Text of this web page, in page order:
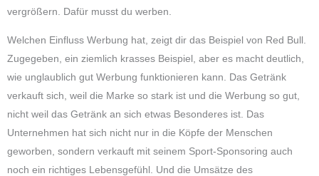
vergrößern. Dafür musst du werben.
Welchen Einfluss Werbung hat, zeigt dir das Beispiel von Red Bull.
Zugegeben, ein ziemlich krasses Beispiel, aber es macht deutlich,
wie unglaublich gut Werbung funktionieren kann. Das Getränk
verkauft sich, weil die Marke so stark ist und die Werbung so gut,
nicht weil das Getränk an sich etwas Besonderes ist. Das
Unternehmen hat sich nicht nur in die Köpfe der Menschen
geworben, sondern verkauft mit seinem Sport-Sponsoring auch
noch ein richtiges Lebensgefühl. Und die Umsätze des